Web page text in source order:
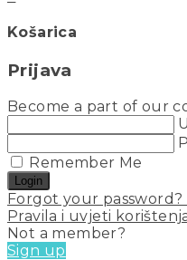
Košarica
Prijava
Become a part of our
Remember Me
Login
Forgot your
Pravila i uvjeti
Not a member?
Sign up